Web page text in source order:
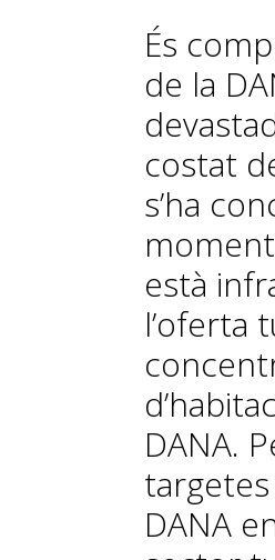
És
de la
costat
s’ha
està
l’oferta
DANA.
DANA